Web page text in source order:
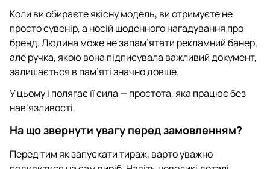
Коли ви обираєте якісну модель, ви отримуєте не
просто сувенір, а носій щоденного нагадування про
бренд. Людина може не запам’ятати рекламний банер,
але ручка, якою вона підписувала важливий документ,
залишається в пам’яті значно довше.
У цьому і полягає її сила — простота, яка працює без
нав’язливості.
На що звернути увагу перед замовленням?
Перед тим як запускати тираж, варто уважно